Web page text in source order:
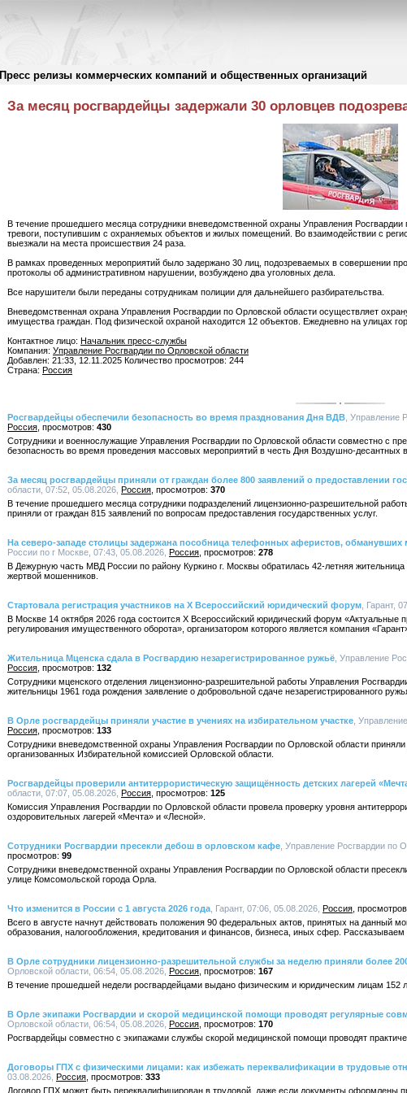
Пресс релизы коммерческих компаний и общественных организаций
Пресс-релизы//
За месяц росгвардейцы задержали 30 орловцев
В течение прошедшего месяца сотрудники вневедомственной охраны Управления
тревоги, поступившим с охраняемых объектов и жилых помещений. Во взаимодействии с
выезжали на места происшествия 24 раза.
В рамках проведенных мероприятий было задержано 30 лиц, подозреваемых в совершении
протоколы об административном нарушении, возбуждено два уголовных дела.
Все нарушители были переданы сотрудникам полиции для дальнейшего разбирательства.
Вневедомственная охрана Управления Росгвардии по Орловской области осуществляет
имущества граждан. Под физической охраной находится 12 объектов. Ежедневно на улицах
Контактное лицо: Начальник пресс-службы
Компания: Управление Росгвардии по Орловской области
Добавлен: 21:33, 12.11.2025 Количество просмотров: 244
Страна: Россия
Росгвардейцы обеспечили безопасность во время празднования Дня ВДВ , Управление
Россия
430
Сотрудники и военнослужащие Управления Росгвардии по Орловской области совместно с
безопасность во время проведения массовых мероприятий в честь Дня Воздушно-десантных
За месяц росгвардейцы приняли от граждан более 800 заявлений о предоставлении
области, 07:52, 05.08.2026, Россия
370
В течение прошедшего месяца сотрудники подразделений лицензионно-разрешительной
приняли от граждан 815 заявлений по вопросам предоставления государственных услуг.
На северо-западе столицы задержана пособница телефонных аферистов, обманувших
России по г Москве, 07:43, 05.08.2026, Россия
278
В Дежурную часть МВД России по району Куркино г. Москвы обратилась 42-летняя
жертвой мошенников.
Стартовала регистрация участников на X Всероссийский юридический форум , Гарант,
В Москве 14 октября 2026 года состоится X Всероссийский юридический форум «Актуальные
регулирования имущественного оборота», организатором которого является компания
Жительница Мценска сдала в Росгвардию незарегистрированное ружьё , Управление
Россия
132
Сотрудники мценского отделения лицензионно-разрешительной работы Управления
жительницы 1961 года рождения заявление о добровольной сдаче незарегистрированного
В Орле росгвардейцы приняли участие в учениях на избирательном участке ,
Россия
133
Сотрудники вневедомственной охраны Управления Росгвардии по Орловской области
организованных Избирательной комиссией Орловской области.
Росгвардейцы проверили антитеррористическую защищённость детских лагерей
области, 07:07, 05.08.2026, Россия
125
Комиссия Управления Росгвардии по Орловской области провела проверку уровня
оздоровительных лагерей «Мечта» и «Лесной».
Сотрудники Росгвардии пресекли дебош в орловском кафе , Управление Росгвардии по
99
Сотрудники вневедомственной охраны Управления Росгвардии по Орловской области
улице Комсомольской города Орла.
Что изменится в России с 1 августа 2026 года , Гарант, 07:06, 05.08.2026, Россия
Всего в августе начнут действовать положения 90 федеральных актов, принятых на данный
образования, налогообложения, кредитования и финансов, бизнеса, иных сфер.
В Орле сотрудники лицензионно-разрешительной службы за неделю приняли более
Орловской области, 06:54, 05.08.2026, Россия
167
В течение прошедшей недели росгвардейцами выдано физическим и юридическим лицам 152
В Орле экипажи Росгвардии и скорой медицинской помощи проводят регулярные
Орловской области, 06:54, 05.08.2026, Россия
170
Росгвардейцы совместно с экипажами службы скорой медицинской помощи проводят
Договоры ГПХ с физическими лицами: как избежать переквалификации в трудовые
03.08.2026, Россия
333
Договор ГПХ может быть переквалифицирован в трудовой, даже если документы оформлены